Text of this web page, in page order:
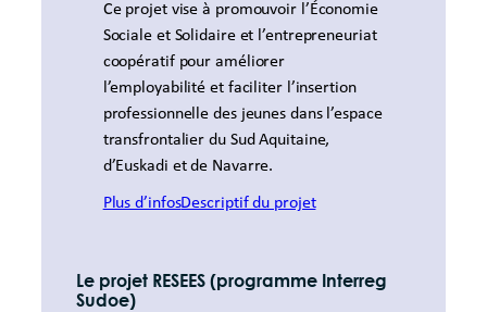
Ce projet vise à promouvoir l’Économie
Sociale et Solidaire et l’entrepreneuriat
coopératif pour améliorer
l’employabilité et faciliter l’insertion
professionnelle des jeunes dans l’espace
transfrontalier du Sud Aquitaine,
d’Euskadi et de Navarre.
Plus d’infosDescriptif du projet
Le projet RESEES (programme Interreg
Sudoe)